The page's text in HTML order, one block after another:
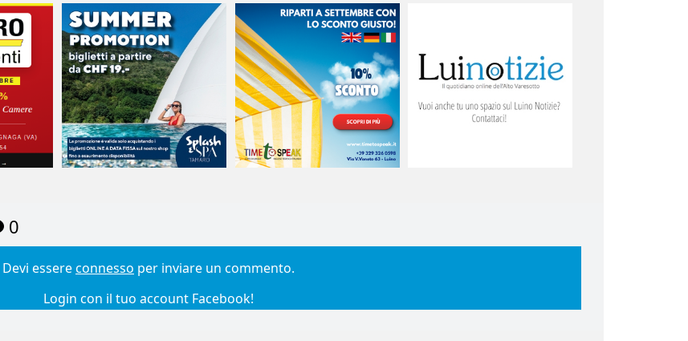
0
Devi essereconnesso per inviare un commento.
Login con il tuo account Facebook!